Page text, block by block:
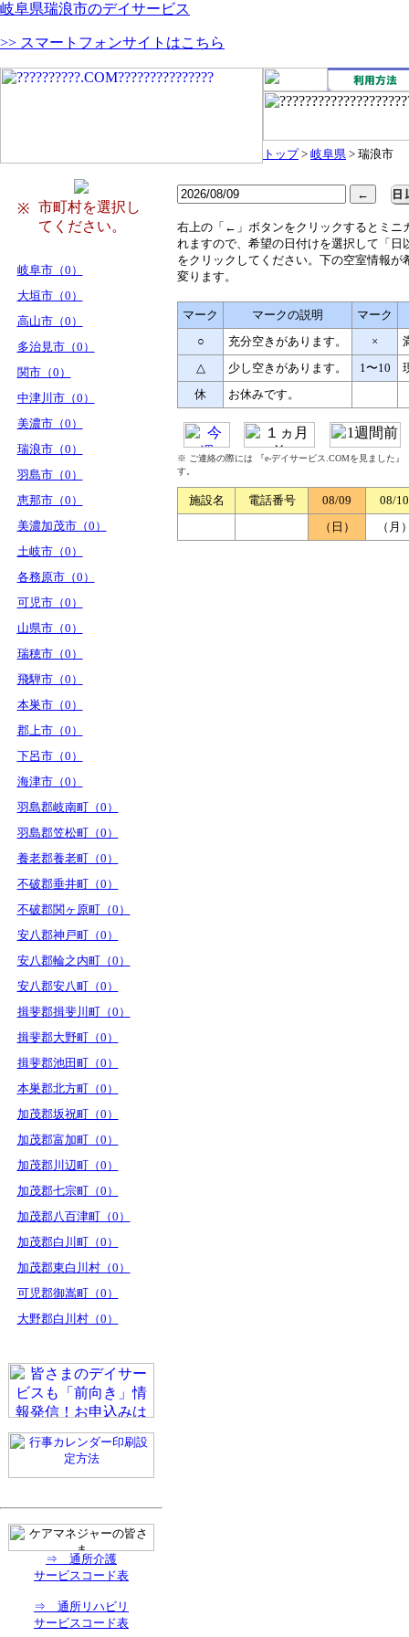
岐阜県瑞浪市のデイサービス
>> スマートフォンサイトはこちら
トップ> 岐阜県 > 瑞浪市
※
市町村を選択し
てください。
岐阜市（0）
大垣市（0）
高山市（0）
多治見市（0）
関市（0）
中津川市（0）
美濃市（0）
瑞浪市（0）
羽島市（0）
恵那市（0）
美濃加茂市（0）
土岐市（0）
各務原市（0）
可児市（0）
山県市（0）
瑞穂市（0）
飛騨市（0）
本巣市（0）
郡上市（0）
下呂市（0）
海津市（0）
羽島郡岐南町（0）
羽島郡笠松町（0）
養老郡養老町（0）
不破郡垂井町（0）
不破郡関ヶ原町（0）
安八郡神戸町（0）
安八郡輪之内町（0）
安八郡安八町（0）
揖斐郡揖斐川町（0）
揖斐郡大野町（0）
揖斐郡池田町（0）
本巣郡北方町（0）
加茂郡坂祝町（0）
加茂郡富加町（0）
加茂郡川辺町（0）
加茂郡七宗町（0）
加茂郡八百津町（0）
加茂郡白川町（0）
加茂郡東白川村（0）
可児郡御嵩町（0）
大野郡白川村（0）
⇒ 通所介護
サービスコード表
⇒ 通所リハビリ
サービスコード表
右上の「←」ボタンをクリックするとミニ
れますので、希望の日付けを選択して「日
をクリックしてください。下の空室情報が
変ります。
マーク マークの説明
マーク
○
充分空きがあります。 ×
△
少し空きがあります。 1〜10
休
お休みです。
※ ご連絡の際には 『e-デイサービス.COMを見ました
す。
施設名 電話番号 08/09
08/10
（日）
（月